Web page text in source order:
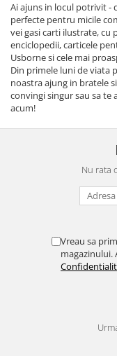
Ai ajuns in locul potrivit -
perfecte pentru micile
vei gasi carti ilustrate, cu
enciclopedii, carticele
Usborne si cele mai
Din primele luni de viata
noastra ajung in bratele
convingi singur sau sa te
acum!
Nu rata
Vreau sa
magazinului.